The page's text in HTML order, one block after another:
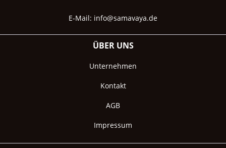
E-Mail: info@samavaya.de
ÜBER UNS
Unternehmen
Kontakt
AGB
Impressum